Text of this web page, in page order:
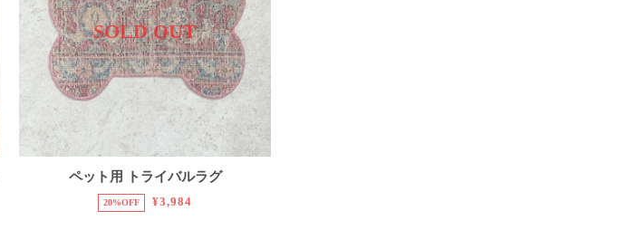
SOLD OUT
ペット用 トライバルラグ
20%OFF ¥3,984